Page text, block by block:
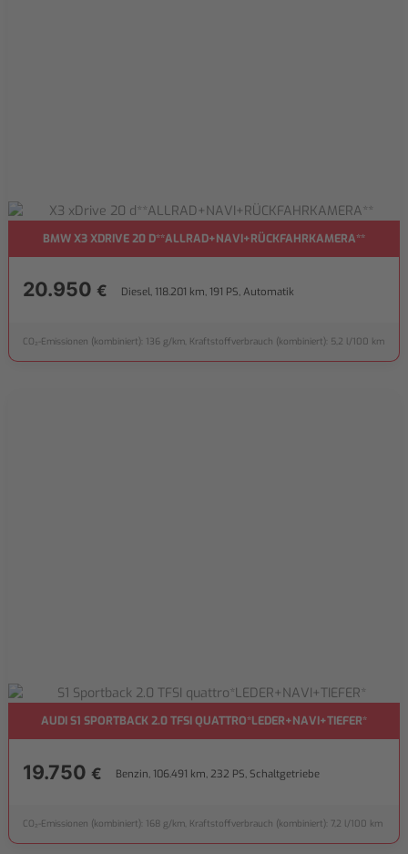
BMW X3 XDRIVE 20 D**ALLRAD+NAVI+RÜCKFAHRKAMERA**
20.950 € Diesel, 118.201 km, 191 PS, Automatik
CO₂-Emissionen (kombiniert): 136 g/km, Kraftstoffverbrauch (kombiniert): 5,2 l/100 km
AUDI S1 SPORTBACK 2.0 TFSI QUATTRO*LEDER+NAVI+TIEFER*
19.750 € Benzin, 106.491 km, 232 PS, Schaltgetriebe
CO₂-Emissionen (kombiniert): 168 g/km, Kraftstoffverbrauch (kombiniert): 7,2 l/100 km